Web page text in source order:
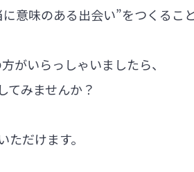
意味のある出会い”をつくるこ
がいらっしゃいましたら、
てみませんか？
だけます。